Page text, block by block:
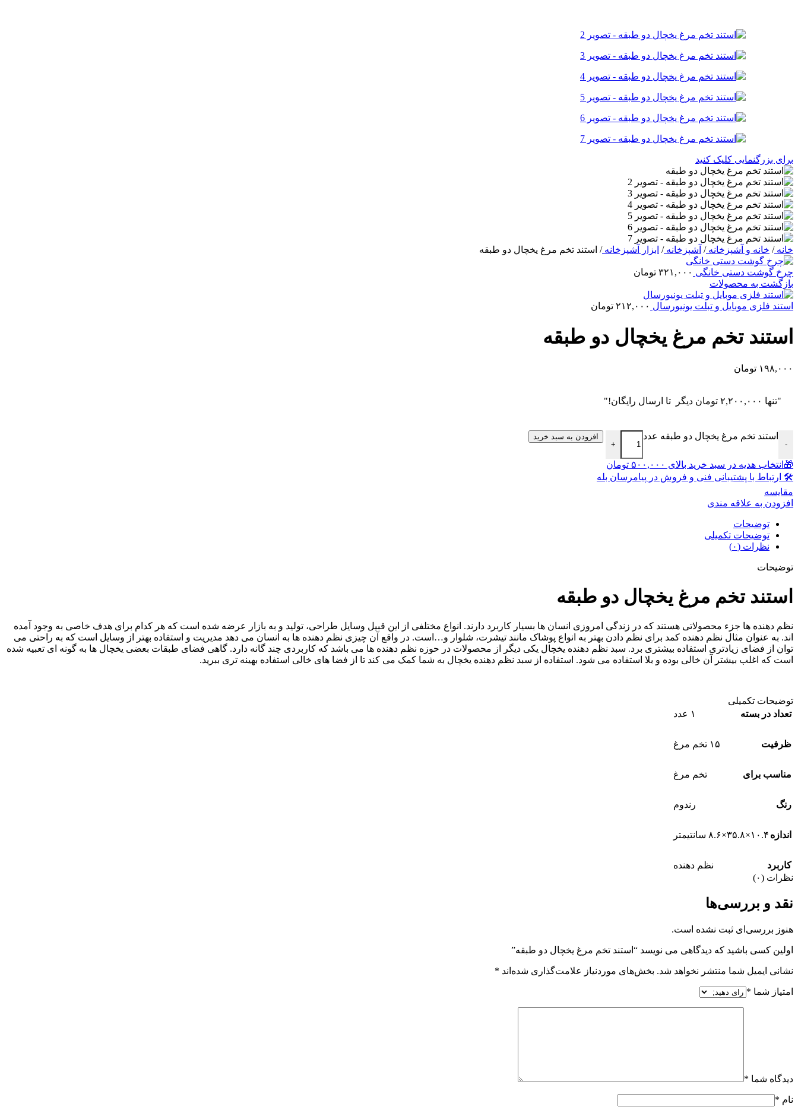
برای بزرگنمایی کلیک کنید
خانه/ خانه و آشپزخانه/ آشپزخانه/ ابزار آشپزخانه/ استند تخم مرغ یخچال دو طبقه
چرخ گوشت دستی خانگی ۳۲۱,۰۰۰ تومان
بازگشت به محصولات
استند فلزی موبایل و تبلت یونیورسال ۲۱۲,۰۰۰ تومان
استند تخم مرغ یخچال دو طبقه
۱۹۸,۰۰۰ تومان
"تنها ۲,۲۰۰,۰۰۰ تومان دیگر تا ارسال رایگان!"
-
استند تخم مرغ یخچال دو طبقه عدد
+
افزودن به سبد خرید
🎁انتخاب هدیه در سبد خرید بالای ۵۰۰,۰۰۰ تومان
🛠 ارتباط با پشتیبانی فنی و فروش در پیامرسان بله
مقايسه
افزودن به علاقه مندی
توضیحات
توضیحات تکمیلی
نظرات (۰)
توضیحات
استند تخم مرغ یخچال دو طبقه
نظم دهنده ها جزء محصولاتی هستند که در زندگی امروزی انسان ها بسیار کاربرد دارند. انواع مختلفی از این قبیل وسایل طراحی، تولید و به بازار عرضه شده است که هر کدام برای هدف خاصی به وجود آمده
اند. به عنوان مثال نظم دهنده کمد برای نظم دادن بهتر به انواع پوشاک مانند تیشرت، شلوار و…است. در واقع آن چیزی نظم دهنده ها به انسان می دهد مدیریت و استفاده بهتر از وسایل است که به راحتی می
توان از فضای زیادتری استفاده بیشتری برد. سبد نظم دهنده یخچال یکی دیگر از محصولات در حوزه نظم دهنده ها می باشد که کاربردی چند گانه دارد. گاهی فضای طبقات بعضی یخچال ها به گونه ای تعبیه شده
است که اغلب بیشتر آن خالی بوده و بلا استفاده می شود. استفاده از سبد نظم دهنده یخچال به شما کمک می کند تا از فضا های خالی استفاده بهینه تری ببرید.
توضیحات تکمیلی
تعداد در بسته
۱ عدد
ظرفیت ۱۵ تخم مرغ
مناسب برای تخم مرغ
رنگ رندوم
اندازه ۱۰.۴×۳۵.۸×۸.۶ سانتیمتر
کاربرد
نظم دهنده
نظرات (۰)
نقد و بررسی‌ها
هنوز بررسی‌ای ثبت نشده است.
اولین کسی باشید که دیدگاهی می نویسد “استند تخم مرغ یخچال دو طبقه”
نشانی ایمیل شما منتشر نخواهد شد. بخش‌های موردنیاز علامت‌گذاری شده‌اند *
امتیاز شما *
دیدگاه شما *
نام *